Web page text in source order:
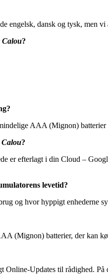
engelsk, dansk og tysk, men
Calou?
AAA (Mignon) batterier
Calou?
er efterlagt i din Cloud –
levetid?
og hvor hyppigt enhederne
(Mignon) batterier, der kan
Updates til rådighed. På